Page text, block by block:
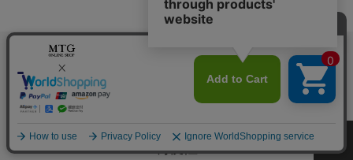
水泳やジョギングなどのように持久
力を必要とする有酸素運動時に使わ
効率的なトレーニングには、
理由がある。
鍛える、休ませる、鍛える。
23分のオート・プログラム。
世界で活躍するトップアスリートと、世界
的な運動医科学の権威によるEMS理論を
もとに設定されたトレーニング・プログラ
ムの総時間は23分。時間の経過とともに段
筋肉を効率的にトレーニングできる
周波数は、20Hz。
科学の権威が実証しました。
USEFUL
利便性